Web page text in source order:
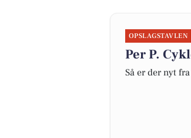
OPSLAGSTAVLEN
Per P.
Så er der nyt